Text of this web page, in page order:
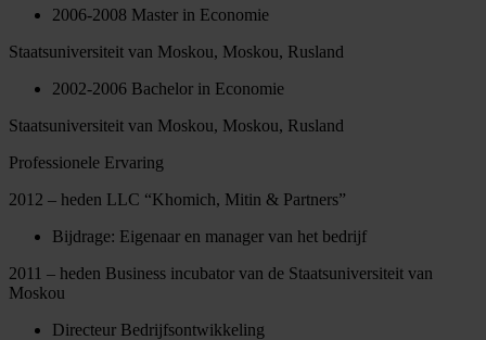
2006-2008 Master in Economie
Staatsuniversiteit van Moskou, Moskou, Rusland
2002-2006 Bachelor in Economie
Staatsuniversiteit van Moskou, Moskou, Rusland
Professionele Ervaring
2012 – heden LLC “Khomich, Mitin & Partners”
Bijdrage: Eigenaar en manager van het bedrijf
2011 – heden Business incubator van de Staatsuniversiteit van
Moskou
Directeur Bedrijfsontwikkeling